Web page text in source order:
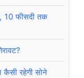
10 फीसदी तक
रहेगी सोने